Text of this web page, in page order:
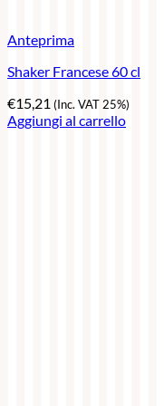
Anteprima
Shaker Francese 60 cl
€15,21 (Inc. VAT 25%)
Aggiungi al carrello